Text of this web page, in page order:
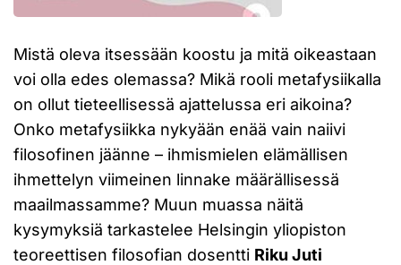
Mistä oleva itsessään koostu ja mitä oikeastaan
voi olla edes olemassa? Mikä rooli metafysiikalla
on ollut tieteellisessä ajattelussa eri aikoina?
Onko metafysiikka nykyään enää vain naiivi
filosofinen jäänne – ihmismielen elämällisen
ihmettelyn viimeinen linnake määrällisessä
maailmassamme? Muun muassa näitä
kysymyksiä tarkastelee Helsingin yliopiston
teoreettisen filosofian dosentti Riku Juti